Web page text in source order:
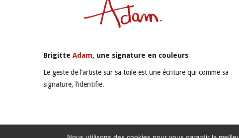
Brigitte Adam, une signature en couleurs
Le geste de l’artiste sur sa toile est une écriture qui comme sa
signature, l’identifie.